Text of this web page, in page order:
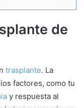
de
trasplante. La
factores, como tu
y respuesta al